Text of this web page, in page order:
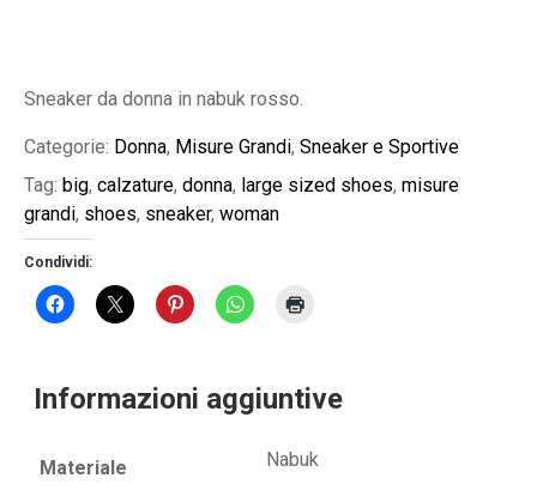
Sneaker da donna in nabuk rosso.
Categorie: Donna, Misure Grandi, Sneaker e Sportive
Tag: big, calzature, donna, large sized shoes, misure
grandi, shoes, sneaker, woman
Condividi:
Informazioni aggiuntive
Materiale Nabuk